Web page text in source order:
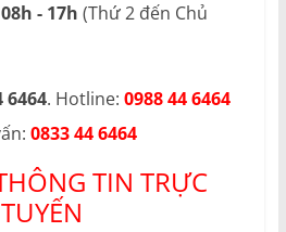
08h - 17h (Thứ 2 đến Chủ
6464. Hotline: 0988 44 6464
0833 44 6464
TIN TRỰC
TUYẾN